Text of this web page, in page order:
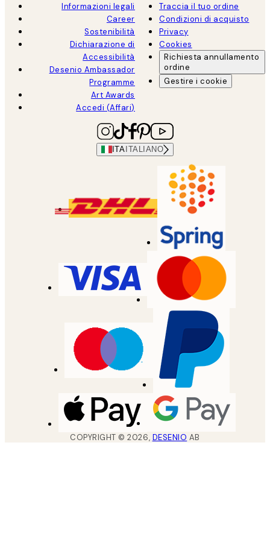
Informazioni legali
Career
Sostenibilità
Dichiarazione di
Accessibilità
Desenio Ambassador
Programme
Art Awards
Accedi (Affari)
Traccia il tuo ordine
Condizioni di acquisto
Privacy
Cookies
Richiesta annullamento
ordine
Gestire i cookie
ITA ITALIANO
COPYRIGHT ©2026, DESENIO AB